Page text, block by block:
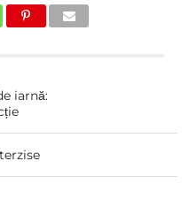
iarnă: